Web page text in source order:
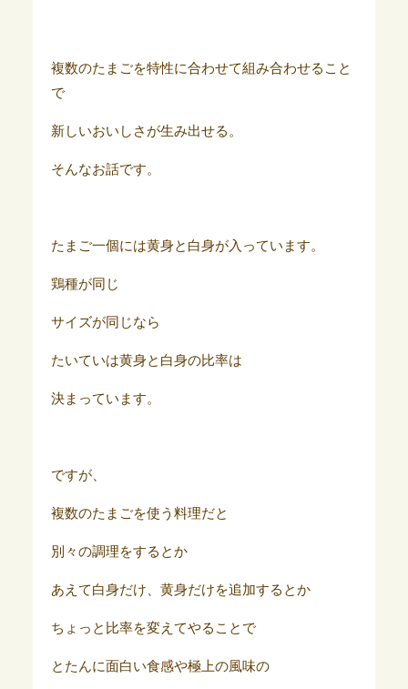
複数のたまごを特性に合わせて組み合わせること
で
新しいおいしさが生み出せる。
そんなお話です。
たまご一個には黄身と白身が入っています。
鶏種が同じ
サイズが同じなら
たいていは黄身と白身の比率は
決まっています。
ですが、
複数のたまごを使う料理だと
別々の調理をするとか
あえて白身だけ、黄身だけを追加するとか
ちょっと比率を変えてやることで
とたんに面白い食感や極上の風味の